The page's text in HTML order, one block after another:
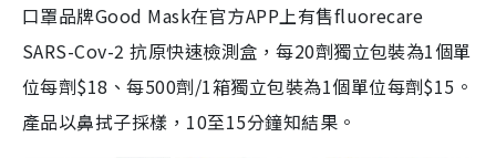
口罩品牌Good Mask在官方APP上有售fluorecare
SARS-Cov-2 抗原快速檢測盒，每20劑獨立包裝為1個單
位每劑$18、每500劑/1箱獨立包裝為1個單位每劑$15。
產品以鼻拭子採樣，10至15分鐘知結果。